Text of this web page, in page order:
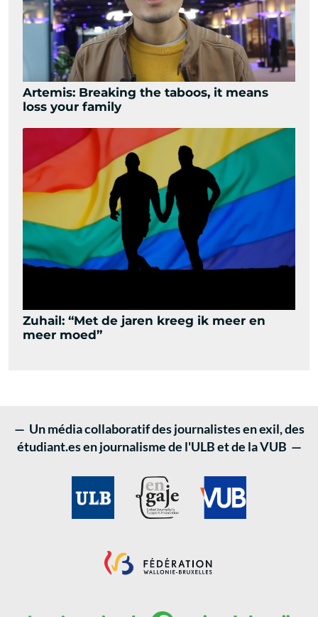
Artemis: Breaking the taboos, it means
loss your family
Zuhail: “Met de jaren kreeg ik meer en
meer moed”
— Un média collaboratif des journalistes en exil, des
étudiant.es en journalisme de l'ULB et de la VUB —